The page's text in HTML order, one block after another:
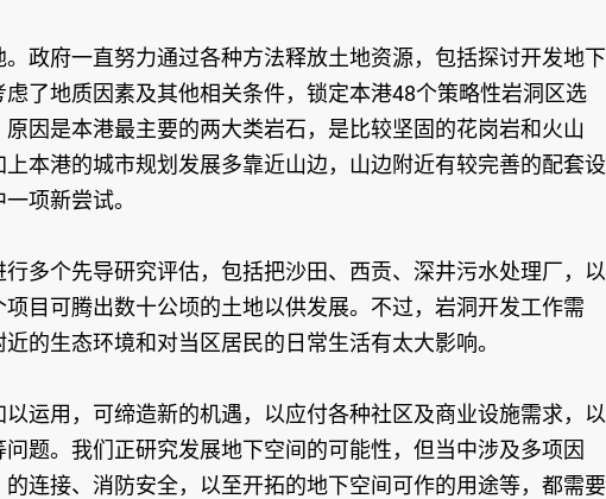
政府一直努力通过各种方法释放土地资源，包括探讨开发地下
了地质因素及其他相关条件，锁定本港48个策略性岩洞区选
因是本港最主要的两大类岩石，是比较坚固的花岗岩和火山
本港的城市规划发展多靠近山边，山边附近有较完善的配套设
项新尝试。
多个先导研究评估，包括把沙田、西贡、深井污水处理厂，以
目可腾出数十公顷的土地以供发展。不过，岩洞开发工作需
的生态环境和对当区居民的日常生活有太大影响。
运用，可缔造新的机遇，以应付各种社区及商业设施需求，以
题。我们正研究发展地下空间的可能性，但当中涉及多项因
连接、消防安全，以至开拓的地下空间可作的用途等，都需要